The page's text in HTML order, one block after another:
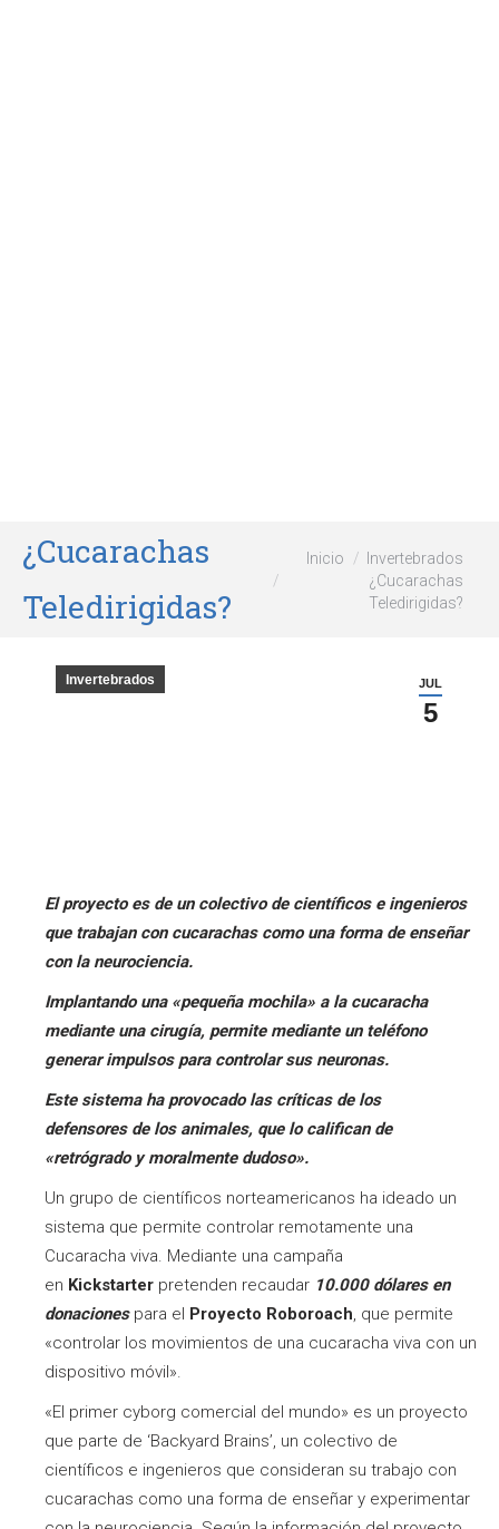
¿Cucarachas
Teledirigidas?
Estás aquí:
Inicio
Invertebrados
¿Cucarachas
Teledirigidas?
JUL
5
Invertebrados
El proyecto es de un colectivo de científicos e ingenieros
que trabajan con cucarachas como una forma de enseñar
con la neurociencia.
Implantando una «pequeña mochila» a la cucaracha
mediante una cirugía, permite mediante un teléfono
generar impulsos para controlar sus neuronas.
Este sistema ha provocado las críticas de los
defensores de los animales, que lo califican de
«retrógrado y moralmente dudoso».
Un grupo de científicos norteamericanos ha ideado un
sistema que permite controlar remotamente una
Cucaracha viva. Mediante una campaña
en Kickstarter pretenden recaudar 10.000 dólares en
donacionespara el Proyecto Roboroach, que permite
«controlar los movimientos de una cucaracha viva con un
dispositivo móvil».
«El primer cyborg comercial del mundo» es un proyecto
que parte de ‘Backyard Brains’, un colectivo de
científicos e ingenieros que consideran su trabajo con
cucarachas como una forma de enseñar y experimentar